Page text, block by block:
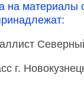
на материалы
г.